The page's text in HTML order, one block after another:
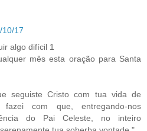
10/17
algo difícil 1
mês esta oração para Santa
seguiste Cristo com tua vida de
com que, entregando-nos
do Pai Celeste, no inteiro